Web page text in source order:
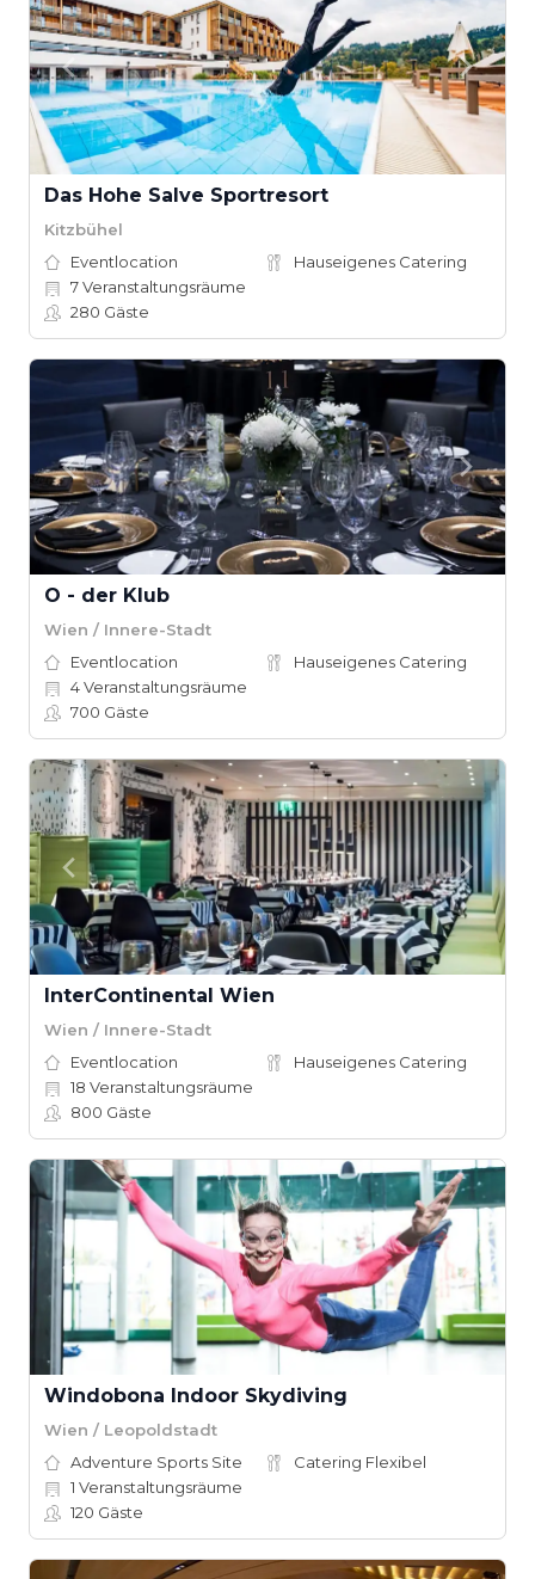
Das Hohe Salve Sportresort
Kitzbühel
Eventlocation
Hauseigenes Catering
7Veranstaltungsräume
280 Gäste
O - der Klub
Wien / Innere-Stadt
Eventlocation
Hauseigenes Catering
4Veranstaltungsräume
700 Gäste
InterContinental Wien
Wien / Innere-Stadt
Eventlocation
Hauseigenes Catering
18 Veranstaltungsräume
800 Gäste
Windobona Indoor Skydiving
Wien / Leopoldstadt
Adventure Sports Site
Catering Flexibel
1 Veranstaltungsräume
120 Gäste